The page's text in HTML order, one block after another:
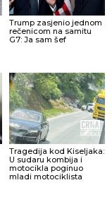
Trump zasjenio jednom
rečenicom na samitu
G7: Ja sam šef
Tragedija kod Kiseljaka:
U sudaru kombija i
motocikla poginuo
mladi motociklista